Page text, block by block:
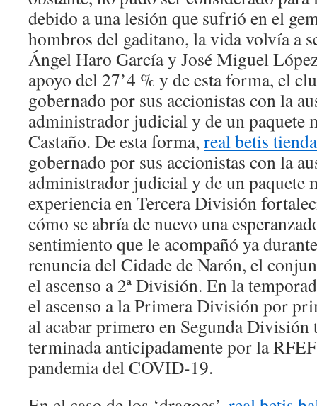
debido a una lesión que sufrió en el
hombros del gaditano, la vida volvía a
Ángel Haro García y José Miguel
apoyo del 27’4 % y de esta forma, el
gobernado por sus accionistas con la
administrador judicial y de un paquete
Castaño. De esta forma, real betis tienda
gobernado por sus accionistas con la
administrador judicial y de un paquete
experiencia en Tercera División
cómo se abría de nuevo una
sentimiento que le acompañó ya
renuncia del Cidade de Narón, el
el ascenso a 2ª División. En la
el ascenso a la Primera División por
al acabar primero en Segunda División
terminada anticipadamente por la
pandemia del COVID-19.